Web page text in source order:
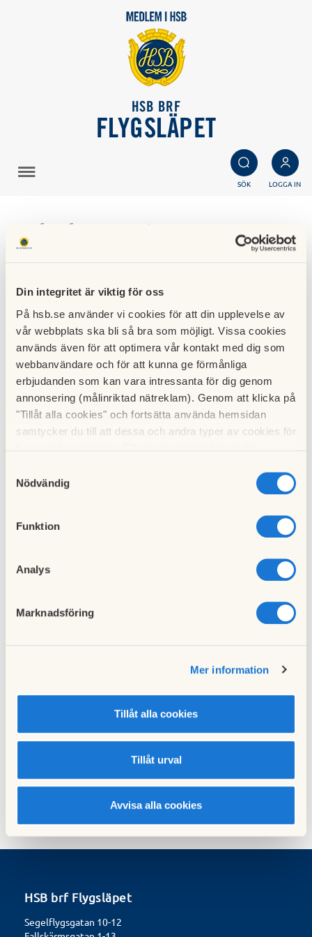
Din integritet är viktig för oss
På hsb.se använder vi cookies för att din upplevelse av
vår webbplats ska bli så bra som möjligt. Vissa cookies
används även för att optimera vår kontakt med dig som
webbanvändare och för att kunna ge förmånliga
erbjudanden som kan vara intressanta för dig genom
annonsering (målinriktad nätreklam). Genom att klicka på
"Tillåt alla cookies" och fortsätta använda hemsidan
samtycker du till att dessa och andra typer av cookies för
cookies och välja att endast tillåta ett urval.
Nödvändig
Funktion
Analys
Marknadsföring
Mer information
Tillåt alla cookies
Tillåt urval
Avvisa alla cookies
HSB BRF
FLYGSLÄPET
SÖK LOGGA IN
Cykelrensning
. Cyklar som inte är märkta kommer ställas undan i
hörnet bakom staketet till porten vid Fallskärmsgatan 13.De
avyttras de. Ni som glömt att märka cykeln eller av annan
Till nyhetslistan
Senast uppdaterad:
25 oktober 2022
Stamspolning
25 oktober 2022
HSB brf Flygsläpet
Segelflygsgatan 10-12